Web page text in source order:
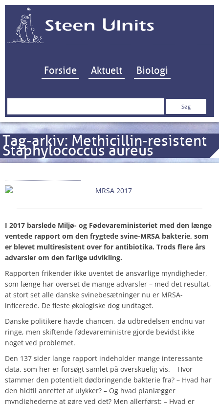
Hop til indhold
Forside Aktuelt Biologi
Søg
Tag-arkiv: Methicillin-resistent
Staphylococcus aureus
I 2017 barslede Miljø- og Fødevareministeriet med den længe
ventede rapport om den frygtede svine-MRSA bakterie, som
er blevet multiresistent over for antibiotika. Trods flere års
advarsler om den farlige udvikling.
Rapporten frikender ikke uventet de ansvarlige myndigheder,
som længe har overset de mange advarsler – med det resultat,
at stort set alle danske svinebesætninger nu er MRSA-
inficerede. De fleste økologiske dog undtaget.
Danske politikere havde chancen, da udbredelsen endnu var
ringe, men skiftende fødevareministre gjorde bevidst ikke
noget ved problemet.
Den 137 sider lange rapport indeholder mange interessante
data, som her er forsøgt samlet på overskuelig vis. – Hvor
stammer den potentielt dødbringende bakterie fra? – Hvad har
den hidtil anrettet af ulykker? – Og hvad planlægger
myndighederne at gøre ved det? Men allerførst: – Hvad er